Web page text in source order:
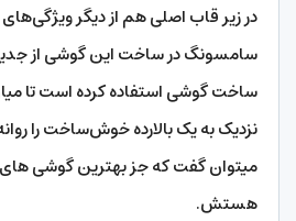
در زیر قاب اصلی هم از دیگر ویژگی‌های
سامسونگ در ساخت این گوشی از
ساخت گوشی استفاده کرده است تا
نزدیک به یک بالارده خوش‌ساخت را
میتوان گفت که جز بهترین گوشی
هستش.